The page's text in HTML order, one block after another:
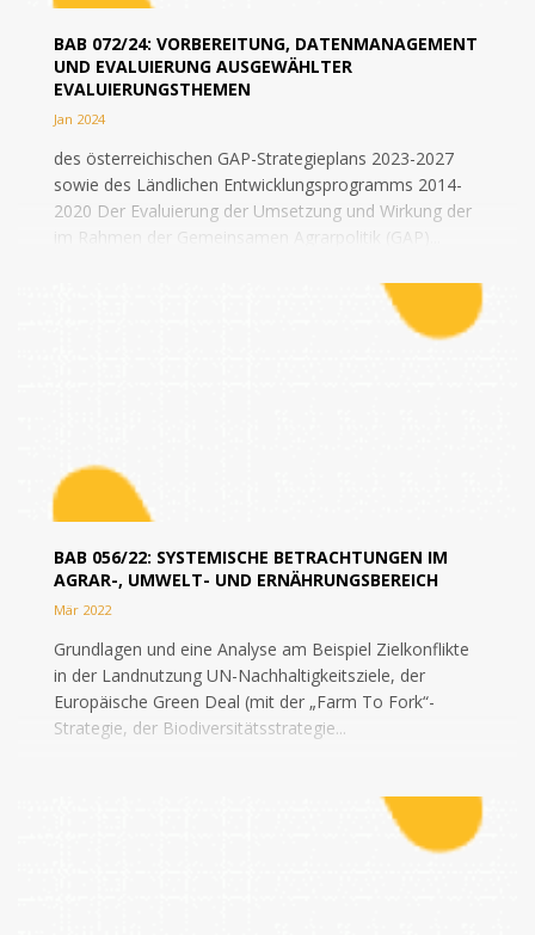
BAB 072/24: VORBEREITUNG, DATENMANAGEMENT
UND EVALUIERUNG AUSGEWÄHLTER
EVALUIERUNGSTHEMEN
Jan 2024
des österreichischen GAP-Strategieplans 2023-2027
sowie des Ländlichen Entwicklungsprogramms 2014-
2020 Der Evaluierung der Umsetzung und Wirkung der
im Rahmen der Gemeinsamen Agrarpolitik (GAP)...
BAB 056/22: SYSTEMISCHE BETRACHTUNGEN IM
AGRAR-, UMWELT- UND ERNÄHRUNGSBEREICH
Mär 2022
Grundlagen und eine Analyse am Beispiel Zielkonflikte
in der Landnutzung UN-Nachhaltigkeitsziele, der
Europäische Green Deal (mit der „Farm To Fork“-
Strategie, der Biodiversitätsstrategie...